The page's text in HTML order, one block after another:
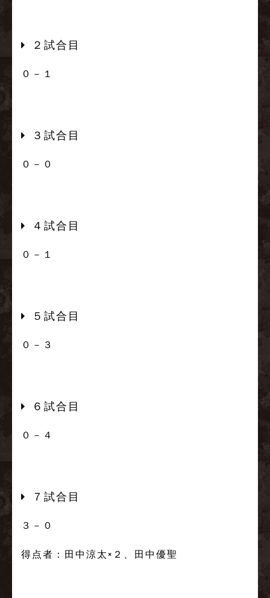
２試合目
０－１
３試合目
０－０
４試合目
０－１
５試合目
０－３
６試合目
０－４
７試合目
３－０
得点者：田中涼太×２、田中優聖